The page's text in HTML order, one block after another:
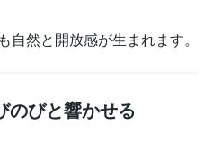
然と開放感が生まれます。
びと響かせる